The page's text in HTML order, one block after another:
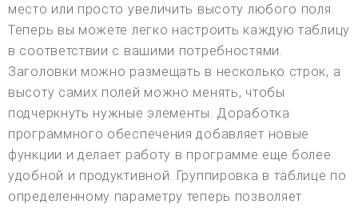
место или просто увеличить высоту любого поля.
Теперь вы можете легко настроить каждую таблицу
в соответствии с вашими потребностями.
Заголовки можно размещать в несколько строк, а
высоту самих полей можно менять, чтобы
подчеркнуть нужные элементы. Доработка
программного обеспечения добавляет новые
функции и делает работу в программе еще более
удобной и продуктивной. Группировка в таблице по
определенному параметру теперь позволяет